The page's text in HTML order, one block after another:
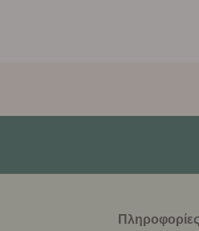
Πληροφορίες